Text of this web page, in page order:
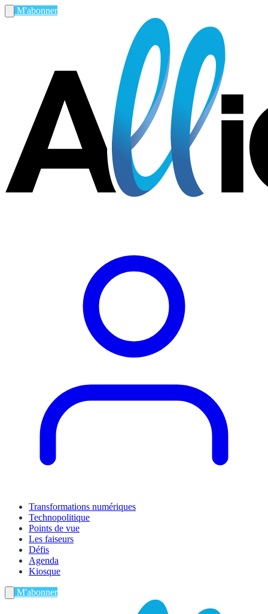
M'abonner
Transformations numériques
Technopolitique
Points de vue
Les faiseurs
Défis
Agenda
Kiosque
M'abonner